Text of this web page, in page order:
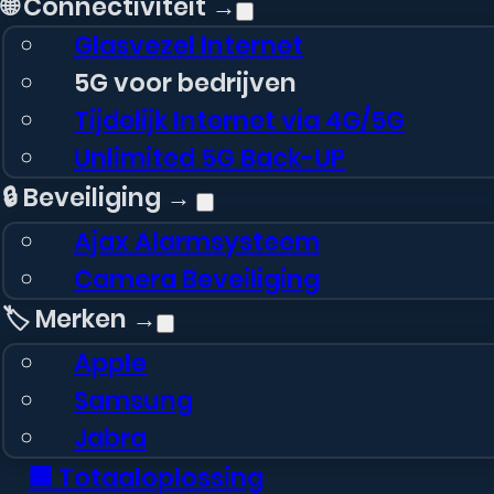
Glasvezel Internet
5G voor bedrijven
Tijdelijk Internet via 4G/5G
Unlimited 5G Back-UP
🔒 Beveiliging →
Ajax Alarmsysteem
Camera Beveiliging
🏷️ Merken →
Apple
Samsung
Jabra
🏢 Totaaloplossing